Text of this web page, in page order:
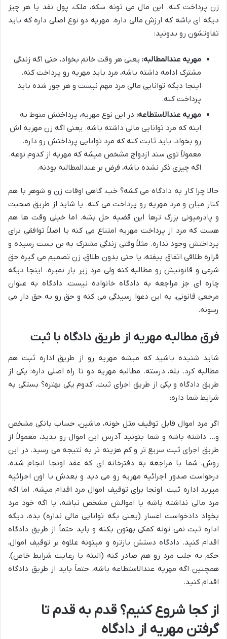
زن پرداخت کنه. این مال می تونه سکه، ملک، پول نقد یا هر چیز
دیگه ای باشه که ارزش مالی داره. مهریه دو نوع اصلی داره که باید
تفاوتشون رو بدونید:
مهریه عندالمطالبه: یعنی هر وقت خانم بخواد، حتی اگه زندگی
مشترک ادامه داشته باشه، مرد باید مهریه رو پرداخت کنه.
اینجا دیگه توانایی مالی مرد مهم نیست و هر جور شده باید
پرداخت کنه.
مهریه عندالاستطاعه: در این نوع مهریه، پرداختش منوط به
اینه که مرد توانایی مالی داشته باشه. یعنی اگه زن مهریه اش
رو بخواد، باید ثابت کنه که مرد توانایی پرداختش رو داره.
معمولاً توی سند ازدواج مشخص میشه که مهریه از کدوم نوعه.
اگه چیزی ذکر نشده باشه، فرض بر عندالمطالبه بودنه.
حالا چرا کار به دادگاه می کشه؟ خب، گاهی اوقات زن و شوهر با هم
کنار میان و مرد مهریه رو پرداخت می کنه. یا شاید از طریق صحبت
و پادرمیونی بزرگ ترها این قضیه حل بشه. اما خیلی وقت ها هم
هست که مرد از پرداخت مهریه امتناع می کنه یا اصلاً توافقی برای
پرداختش وجود نداره. مثلاً وقتی زندگی مشترک به بن بست رسیده و
قراره طلاقی اتفاق بیفته، یا حتی بدون طلاق، زن تصمیم می گیره حق
شرعی و قانونیش رو مطالبه کنه ولی مرد زیر بار نمیره. اینجا دیگه
چاره ای جز مراجعه به دادگاه خانواده نیست. دادگاه به عنوان
مرجعی قانونی، به این دعوا رسیدگی می کنه و حق رو به حق دار می
رسونه.
فرق مطالبه مهریه از طریق دادگاه با ثبت
شاید شنیده باشید که میشه مهریه رو از طریق اداره ثبت هم
مطالبه کرد. بله، درسته. مطالبه مهریه دو تا راه اصلی داره: یکی از
طریق دادگاه و یکی از طریق اجرای ثبت. کدوم یکی بهتره؟ بستگی به
شرایط شما داره:
اگر مرد اموال قابل توقیف مثل خونه، ماشین، حساب بانکی مشخص
و… داشته باشه و شما بتونید آدرس این اموال رو بدید، معمولاً از
طریق اجرای ثبت سریع تر و کم هزینه تر به نتیجه می رسید. در این
روش، شما با مراجعه به دفترخانه ای که عقد اونجا انجام شده،
درخواست صدور اجرائیه مهریه رو می دید و بعدش با اون اجرائیه
میرید اداره ثبت. اونجا برای توقیف اموال مرد اقدام میشه. اما اگه
مرد مالی نداشته باشه یا اموالش مشخص نباشه، یا اگه خود مرد
بخواد دادخواست اعسار (یعنی بگه توانایی مالی نداره) بده، دیگه
اداره ثبت نمی تونه کمکی بهتون بکنه و باید حتماً از طریق دادگاه
اقدام کنید. دادگاه دستش بازتره و میتونه علاوه بر توقیف اموال،
حکم به جلب مرد رو هم صادر کنه (البته با رعایت شرایط خاص).
همچنین اگه مهریه عندالاستطاعه باشه، حتماً باید از طریق دادگاه
اقدام کنید.
از کجا شروع کنیم؟ قدم به قدم تا
گرفتن مهریه از دادگاه